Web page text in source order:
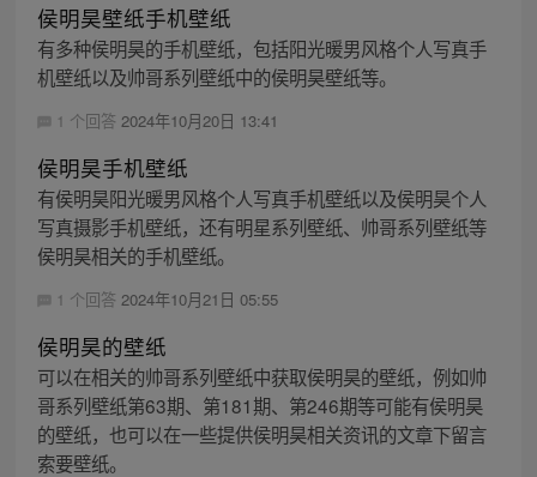
侯明昊壁纸手机壁纸
有多种侯明昊的手机壁纸，包括阳光暖男风格个人写真手
机壁纸以及帅哥系列壁纸中的侯明昊壁纸等。
1 个回答 2024年10月20日 13:41
侯明昊手机壁纸
有侯明昊阳光暖男风格个人写真手机壁纸以及侯明昊个人
写真摄影手机壁纸，还有明星系列壁纸、帅哥系列壁纸等
侯明昊相关的手机壁纸。
1 个回答 2024年10月21日 05:55
侯明昊的壁纸
可以在相关的帅哥系列壁纸中获取侯明昊的壁纸，例如帅
哥系列壁纸第63期、第181期、第246期等可能有侯明昊
的壁纸，也可以在一些提供侯明昊相关资讯的文章下留言
索要壁纸。